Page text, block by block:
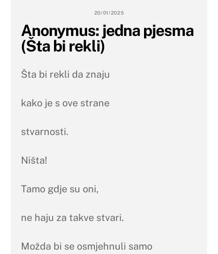
20/01/2025
Anonymus: jedna pjesma
(Šta bi rekli)
Šta bi rekli da znaju
kako je s ove strane
stvarnosti.
Ništa!
Tamo gdje su oni,
ne haju za takve stvari.
Možda bi se osmjehnuli samo